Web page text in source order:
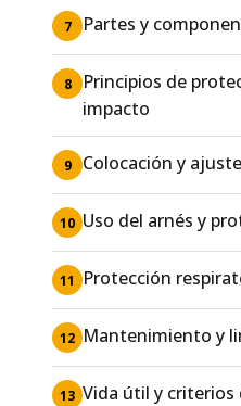
7 Partes y
8
Principios de
impacto
9 Colocación y
10 Uso del arnés y
11 Protección
12 Mantenimiento y
13 Vida útil y criterios